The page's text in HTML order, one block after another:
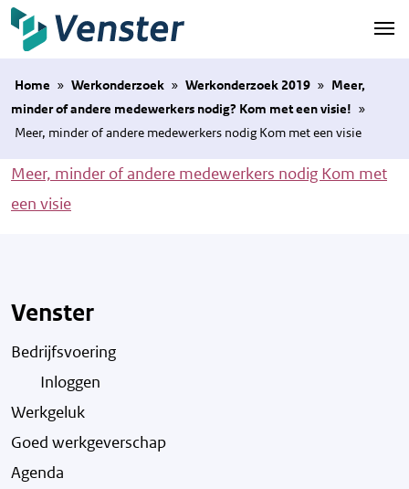
Naar hoofdinhoud
Home » Werkonderzoek » Werkonderzoek 2019 » Meer,
minder of andere medewerkers nodig? Kom met een visie! »
Meer, minder of andere medewerkers nodig Kom met een visie
Meer, minder of andere medewerkers nodig Kom met
een visie
Venster
Bedrijfsvoering
Inloggen
Werkgeluk
Goed werkgeverschap
Agenda